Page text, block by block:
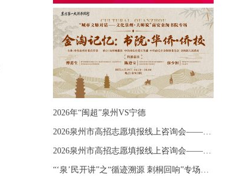
2026年“闽超”泉州VS宁德